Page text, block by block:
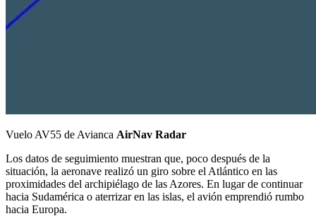
Vuelo AV55 de Avianca AirNav Radar
Los datos de seguimiento muestran que, poco después de la
situación, la aeronave realizó un giro sobre el Atlántico en las
proximidades del archipiélago de las Azores. En lugar de continuar
hacia Sudamérica o aterrizar en las islas, el avión emprendió rumbo
hacia Europa.